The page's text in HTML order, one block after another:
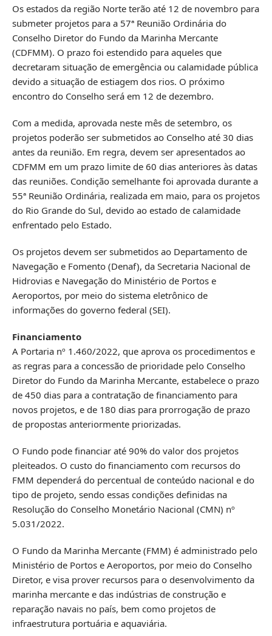
Os estados da região Norte terão até 12 de novembro para
submeter projetos para a 57ª Reunião Ordinária do
Conselho Diretor do Fundo da Marinha Mercante
(CDFMM). O prazo foi estendido para aqueles que
decretaram situação de emergência ou calamidade pública
devido a situação de estiagem dos rios. O próximo
encontro do Conselho será em 12 de dezembro.
Com a medida, aprovada neste mês de setembro, os
projetos poderão ser submetidos ao Conselho até 30 dias
antes da reunião. Em regra, devem ser apresentados ao
CDFMM em um prazo limite de 60 dias anteriores às datas
das reuniões. Condição semelhante foi aprovada durante a
55ª Reunião Ordinária, realizada em maio, para os projetos
do Rio Grande do Sul, devido ao estado de calamidade
enfrentado pelo Estado.
Os projetos devem ser submetidos ao Departamento de
Navegação e Fomento (Denaf), da Secretaria Nacional de
Hidrovias e Navegação do Ministério de Portos e
Aeroportos, por meio do sistema eletrônico de
informações do governo federal (SEI).
Financiamento
A Portaria nº 1.460/2022, que aprova os procedimentos e
as regras para a concessão de prioridade pelo Conselho
Diretor do Fundo da Marinha Mercante, estabelece o prazo
de 450 dias para a contratação de financiamento para
novos projetos, e de 180 dias para prorrogação de prazo
de propostas anteriormente priorizadas.
O Fundo pode financiar até 90% do valor dos projetos
pleiteados. O custo do financiamento com recursos do
FMM dependerá do percentual de conteúdo nacional e do
tipo de projeto, sendo essas condições definidas na
Resolução do Conselho Monetário Nacional (CMN) nº
5.031/2022.
O Fundo da Marinha Mercante (FMM) é administrado pelo
Ministério de Portos e Aeroportos, por meio do Conselho
Diretor, e visa prover recursos para o desenvolvimento da
marinha mercante e das indústrias de construção e
reparação navais no país, bem como projetos de
infraestrutura portuária e aquaviária.